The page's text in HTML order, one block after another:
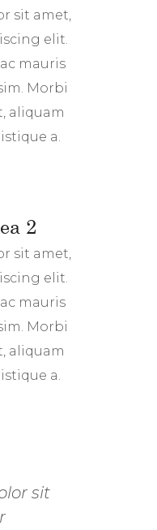
sit amet,
elit.
mauris
Morbi
aliquam
a.
2
sit amet,
elit.
mauris
Morbi
aliquam
a.
sit